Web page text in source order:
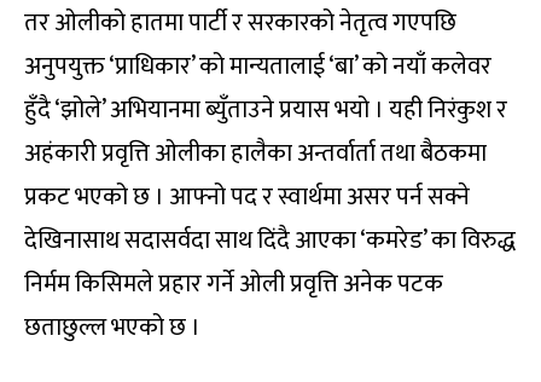
तर ओलीको हातमा पार्टी र सरकारको नेतृत्व गएपछि
अनुपयुक्त ‘प्राधिकार’ को मान्यतालाई ‘बा’ को नयाँ कलेवर
हुँदै ‘झोले’ अभियानमा ब्युँताउने प्रयास भयो । यही निरंकुश र
अहंकारी प्रवृत्ति ओलीका हालैका अन्तर्वार्ता तथा बैठकमा
प्रकट भएको छ । आफ्नो पद र स्वार्थमा असर पर्न सक्ने
देखिनासाथ सदासर्वदा साथ दिंदै आएका ‘कमरेड’ का विरुद्ध
निर्मम किसिमले प्रहार गर्ने ओली प्रवृत्ति अनेक पटक
छताछुल्ल भएको छ ।